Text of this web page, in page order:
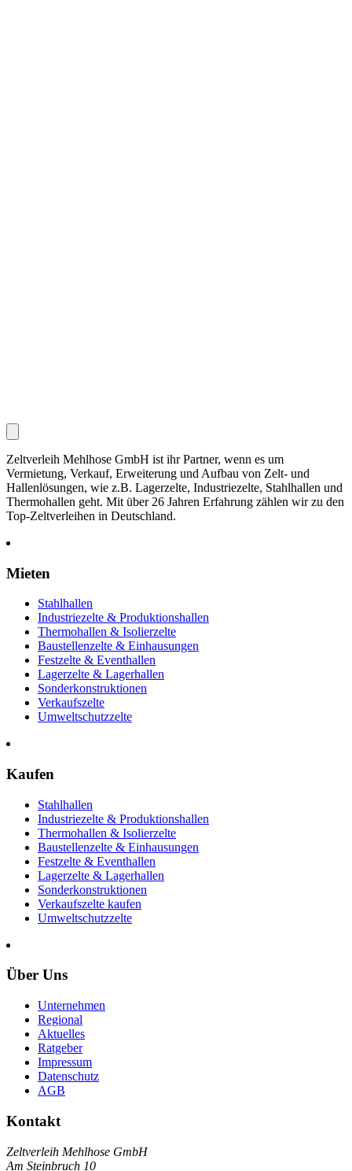
Zeltverleih Mehlhose GmbH ist ihr Partner, wenn es um
Vermietung, Verkauf, Erweiterung und Aufbau von Zelt- und
Hallenlösungen, wie z.B. Lagerzelte, Industriezelte, Stahlhallen und
Thermohallen geht. Mit über 26 Jahren Erfahrung zählen wir zu den
Top-Zeltverleihen in Deutschland.
Mieten
Stahlhallen
Industriezelte & Produktionshallen
Thermohallen & Isolierzelte
Baustellenzelte & Einhausungen
Festzelte & Eventhallen
Lagerzelte & Lagerhallen
Sonderkonstruktionen
Verkaufszelte
Umweltschutzzelte
Kaufen
Stahlhallen
Industriezelte & Produktionshallen
Thermohallen & Isolierzelte
Baustellenzelte & Einhausungen
Festzelte & Eventhallen
Lagerzelte & Lagerhallen
Sonderkonstruktionen
Verkaufszelte kaufen
Umweltschutzzelte
Über Uns
Unternehmen
Regional
Aktuelles
Ratgeber
Impressum
Datenschutz
AGB
Kontakt
Zeltverleih Mehlhose GmbH
Am Steinbruch 10